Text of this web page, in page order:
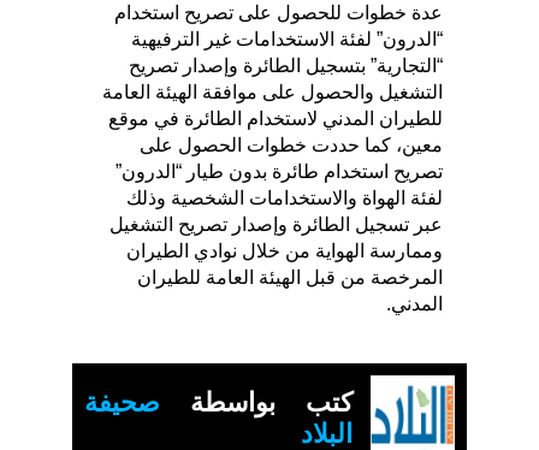
عدة خطوات للحصول على تصريح استخدام
“الدرون” لفئة الاستخدامات غير الترفيهية
“التجارية” بتسجيل الطائرة وإصدار تصريح
التشغيل والحصول على موافقة الهيئة العامة
للطيران المدني لاستخدام الطائرة في موقع
معين، كما حددت خطوات الحصول على
تصريح استخدام طائرة بدون طيار “الدرون”
لفئة الهواة والاستخدامات الشخصية وذلك
عبر تسجيل الطائرة وإصدار تصريح التشغيل
وممارسة الهواية من خلال نوادي الطيران
المرخصة من قبل الهيئة العامة للطيران
المدني.
كتب بواسطة صحيفة
البلاد